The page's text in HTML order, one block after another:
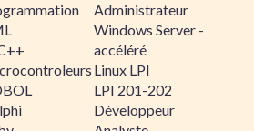
Administrateur
Windows Server -
accéléré
Linux LPI
LPI 201-202
Développeur